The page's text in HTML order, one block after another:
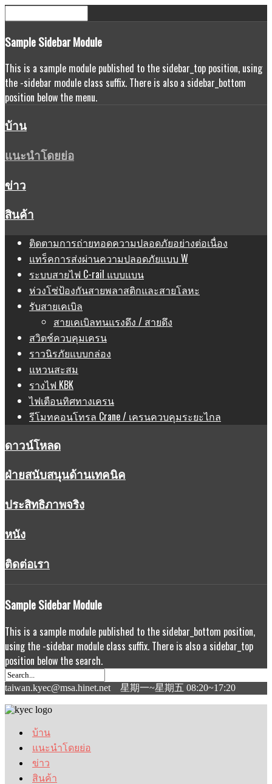
SampleSidebar Module
This is a sample module published to the sidebar_top position, using
the -sidebar module class suffix. There is also a sidebar_bottom
position below the menu.
บ้าน
แนะนำโดยย่อ
ข่าว
สินค้า
ติดตามการถ่ายทอดความปลอดภัยอย่างต่อเนื่อง
แทร็คการส่งผ่านความปลอดภัยแบบ W
ระบบสายไฟ C-rail แบบแบน
ห่วงโซ่ป้องกันสายพลาสติกและสายโลหะ
รับสายเคเบิล
สายเคเบิลทนแรงดึง / สายดึง
สวิตช์ควบคุมเครน
ราวนิรภัยแบบกล่อง
แหวนสะสม
รางไฟ KBK
ไฟเตือนทิศทางเครน
รีโมทคอนโทรล Crane / เครนควบคุมระยะไกล
ดาวน์โหลด
ฝ่ายสนับสนุนด้านเทคนิค
ประสิทธิภาพจริง
หนัง
ติดต่อเรา
SampleSidebar Module
This is a sample module published to the sidebar_bottom position,
using the -sidebar module class suffix. There is also a sidebar_top
position below the search.
taiwan.kyec@msa.hinet.net 星期一~星期五 08:20~17:20
บ้าน
แนะนำโดยย่อ
ข่าว
สินค้า